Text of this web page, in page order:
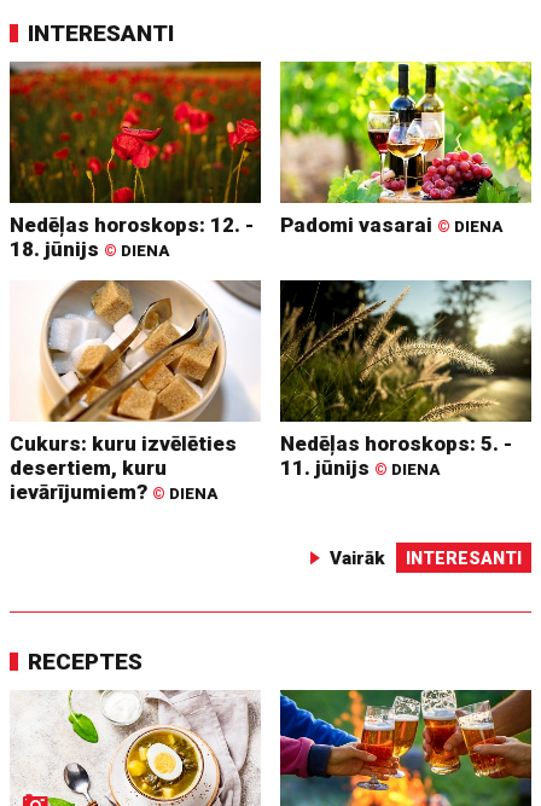
INTERESANTI
Nedēļas horoskops: 12. -
18. jūnijs © DIENA
Padomi vasarai © DIENA
Cukurs: kuru izvēlēties
desertiem, kuru
ievārījumiem? © DIENA
Nedēļas horoskops: 5. -
11. jūnijs © DIENA
Vairāk INTERESANTI
RECEPTES